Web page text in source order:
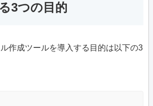
3つの目的
作成ツールを導入する目的は以下の3